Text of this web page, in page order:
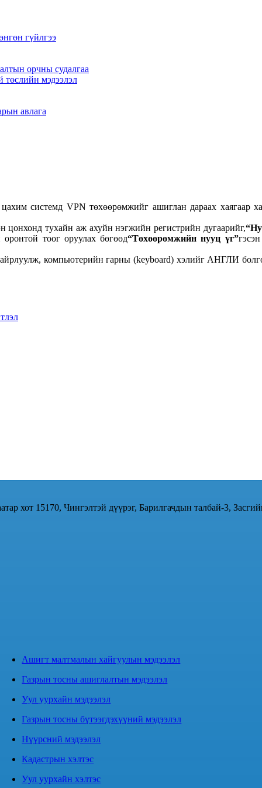
гүйлгээ
орчны судалгаа
төслийн мэдээлэл
авлага
системд VPN төхөөрөмжийг ашиглан дараах хаягаар
цонхонд тухайн аж ахуйн нэгжийн регистрийн дугаарийг,
тоог оруулах бөгөөд“Төхөөрөмжийн нууц үг”
компьютерийн гарны (keyboard) хэлийг АНГЛИ
хот 15170, Чингэлтэй дүүрэг, Барилгачдын талбай-3,
Ашигт малтмалын хайгуулын мэдээлэл
Газрын тосны ашиглалтын мэдээлэл
Уул уурхайн мэдээлэл
Газрын тосны бүтээгдэхүүний мэдээлэл
Нүүрсний мэдээлэл
Кадастрын хэлтэс
Уул уурхайн хэлтэс